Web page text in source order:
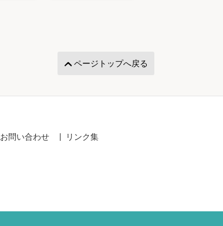
ページトップへ戻る
お問い合わせ リンク集